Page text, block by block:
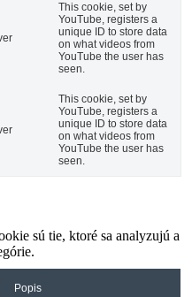
This cookie, set by
YouTube, registers a
unique ID to store data
on what videos from
YouTube the user has
seen.
This cookie, set by
YouTube, registers a
unique ID to store data
on what videos from
YouTube the user has
seen.
sú tie, ktoré sa analyzujú a
Popis